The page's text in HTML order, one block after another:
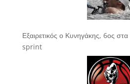
Εξαιρετικός ο Κυνηγάκης, 6ος
sprint